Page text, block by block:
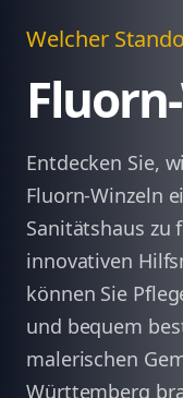
Welcher
Entdecken Sie,
Fluorn-Winzeln
Sanitätshaus zu
innovativen
können Sie
und bequem
malerischen
Württemberg